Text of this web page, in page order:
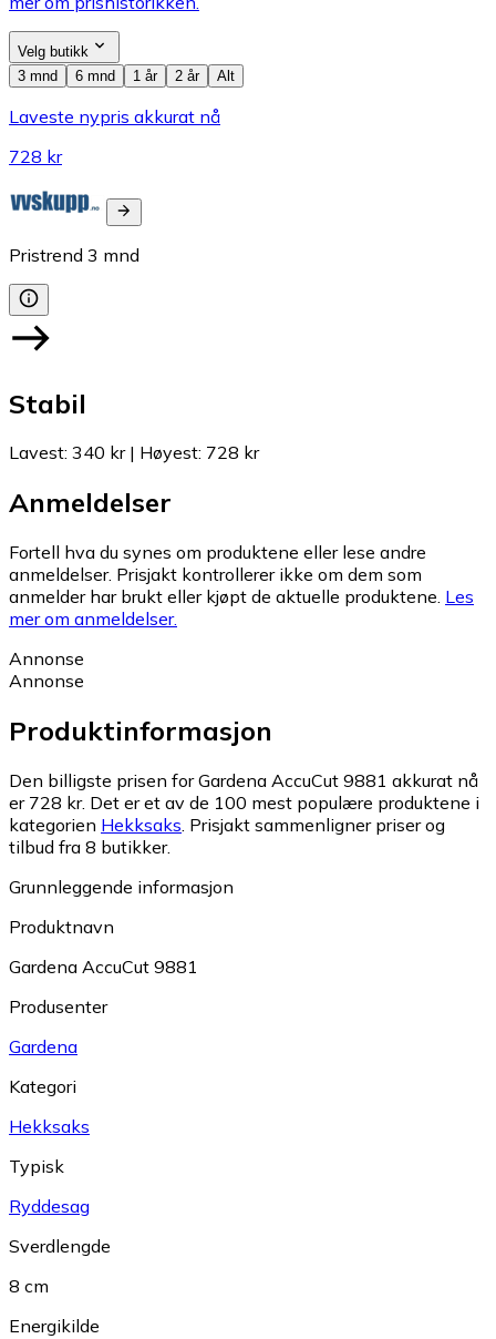
Velg butikk
3 mnd
6 mnd 1 år 2 år Alt
Laveste nypris akkurat nå
728 kr
Pristrend 3 mnd
Stabil
Lavest: 340 kr| Høyest: 728 kr
Anmeldelser
Fortell hva du synes om produktene eller lese andre
anmeldelser. Prisjakt kontrollerer ikke om dem som
anmelder har brukt eller kjøpt de aktuelle produktene. Les
mer om anmeldelser.
Annonse
Annonse
Produktinformasjon
Den billigste prisen for Gardena AccuCut 9881 akkurat nå
er 728 kr. Det er et av de 100 mest populære produktene i
kategorien Hekksaks. Prisjakt sammenligner priser og
tilbud fra 8 butikker.
Grunnleggende informasjon
Produktnavn
Gardena AccuCut 9881
Produsenter
Gardena
Kategori
Hekksaks
Typisk
Ryddesag
Sverdlengde
8 cm
Energikilde